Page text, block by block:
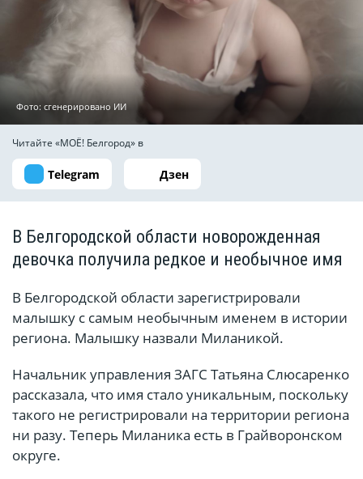
Фото: сгенерировано ИИ
Читайте «МОЁ! Белгород» в
Telegram Дзен
В Белгородской области новорожденная
девочка получила редкое и необычное имя
В Белгородской области зарегистрировали
малышку с самым необычным именем в истории
региона. Малышку назвали Миланикой.
Начальник управления ЗАГС Татьяна Слюсаренко
рассказала, что имя стало уникальным, поскольку
такого не регистрировали на территории региона
ни разу. Теперь Миланика есть в Грайворонском
округе.